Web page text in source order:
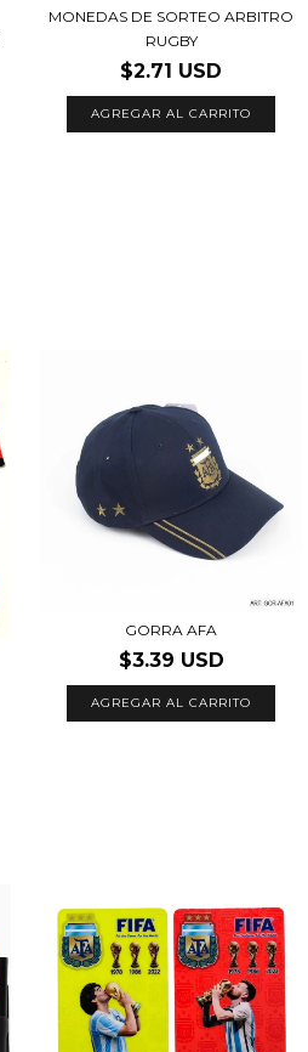
MONEDAS DE SORTEO ARBITRO
RUGBY
$2.71 USD
AGREGAR AL CARRITO
GORRA AFA
$3.39 USD